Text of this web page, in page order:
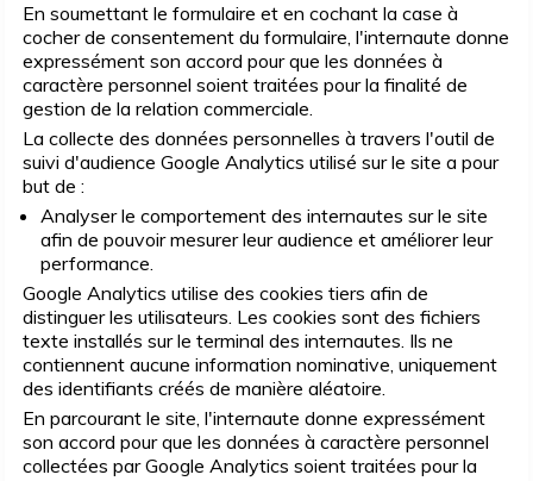
En soumettant le formulaire et en cochant la case à
cocher de consentement du formulaire, l'internaute donne
expressément son accord pour que les données à
caractère personnel soient traitées pour la finalité de
gestion de la relation commerciale.
La collecte des données personnelles à travers l'outil de
suivi d'audience Google Analytics utilisé sur le site a pour
but de :
Analyser le comportement des internautes sur le site
afin de pouvoir mesurer leur audience et améliorer leur
performance.
Google Analytics utilise des cookies tiers afin de
distinguer les utilisateurs. Les cookies sont des fichiers
texte installés sur le terminal des internautes. Ils ne
contiennent aucune information nominative, uniquement
des identifiants créés de manière aléatoire.
En parcourant le site, l'internaute donne expressément
son accord pour que les données à caractère personnel
collectées par Google Analytics soient traitées pour la